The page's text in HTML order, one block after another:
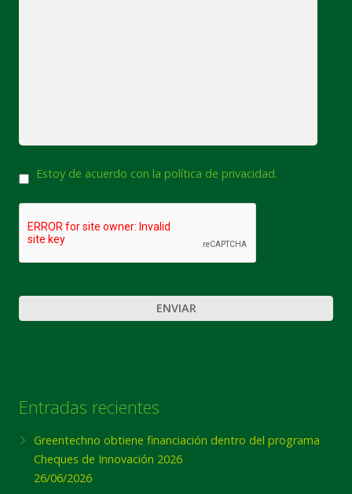
Consentimiento
Estoy de acuerdo con la política de privacidad.
CAPTCHA
Entradas recientes
Greentechno obtiene financiación dentro del programa
Cheques de Innovación 2026
26/06/2026